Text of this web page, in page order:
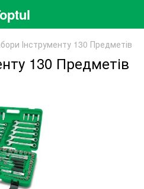
Інструменту 130 Предметів
130 Предметів